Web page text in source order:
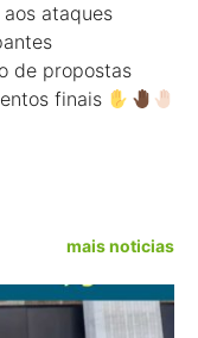
ataques
de propostas
finais
mais noticias